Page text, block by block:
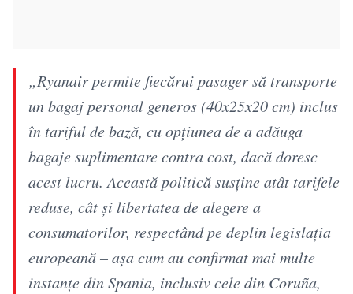
„Ryanair permite fiecărui pasager să transporte
un bagaj personal generos (40x25x20 cm) inclus
în tariful de bază, cu opțiunea de a adăuga
bagaje suplimentare contra cost, dacă doresc
acest lucru. Această politică susține atât tarifele
reduse, cât și libertatea de alegere a
consumatorilor, respectând pe deplin legislația
europeană – așa cum au confirmat mai multe
instanțe din Spania, inclusiv cele din Coruña,